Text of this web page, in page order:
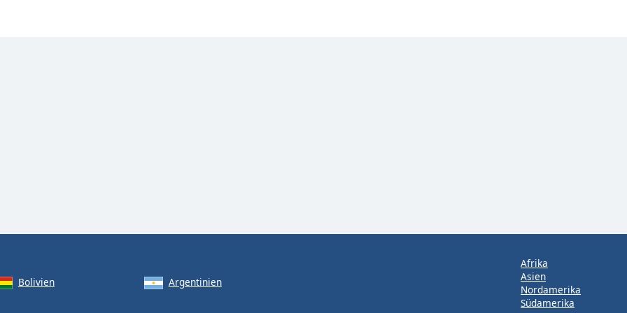
Bolivien Argentinien
Afrika
Asien
Nordamerika
Südamerika